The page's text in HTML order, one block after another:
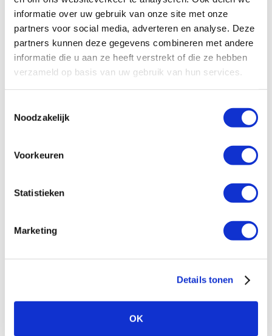
informatie over uw gebruik van onze site met onze
partners voor social media, adverteren en analyse. Deze
partners kunnen deze gegevens combineren met andere
informatie die u aan ze heeft verstrekt of die ze hebben
verzameld op basis van uw gebruik van hun services.
Noodzakelijk
Voorkeuren
Statistieken
Marketing
Details tonen
OK
STRIPELITE POWER STRIPELITE